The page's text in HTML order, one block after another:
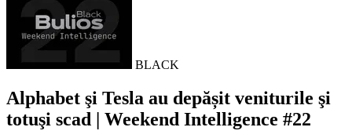
BLACK
Alphabet şi Tesla au depășit veniturile şi
totuşi scad | Weekend Intelligence #22